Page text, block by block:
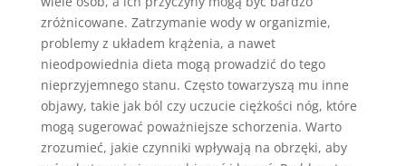
zróżnicowane. Zatrzymanie wody w organizmie,
problemy z układem krążenia, a nawet
nieodpowiednia dieta mogą prowadzić do tego
nieprzyjemnego stanu. Często towarzyszą mu inne
objawy, takie jak ból czy uczucie ciężkości nóg, które
mogą sugerować poważniejsze schorzenia. Warto
zrozumieć, jakie czynniki wpływają na obrzęki, aby